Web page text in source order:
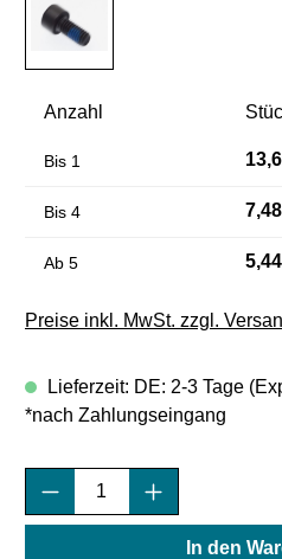
Anzahl
Bis 1
Bis 4
Ab 5
Preise inkl. MwSt. zzgl.
Lieferzeit: DE: 2-3 Tage
*nach Zahlungseingang
Produkt Anzahl: Gib
In den